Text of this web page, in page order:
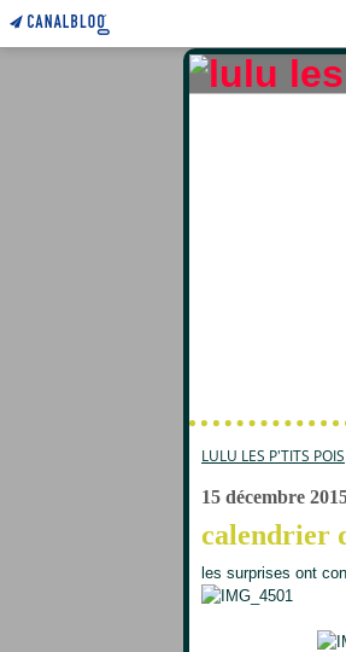
LULU LES P'TITS POIS
15 décembre
calendrier
les surprises ont